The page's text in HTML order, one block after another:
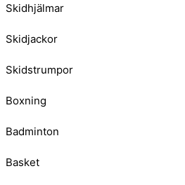
Skidhjälmar
Skidjackor
Skidstrumpor
Boxning
Badminton
Basket